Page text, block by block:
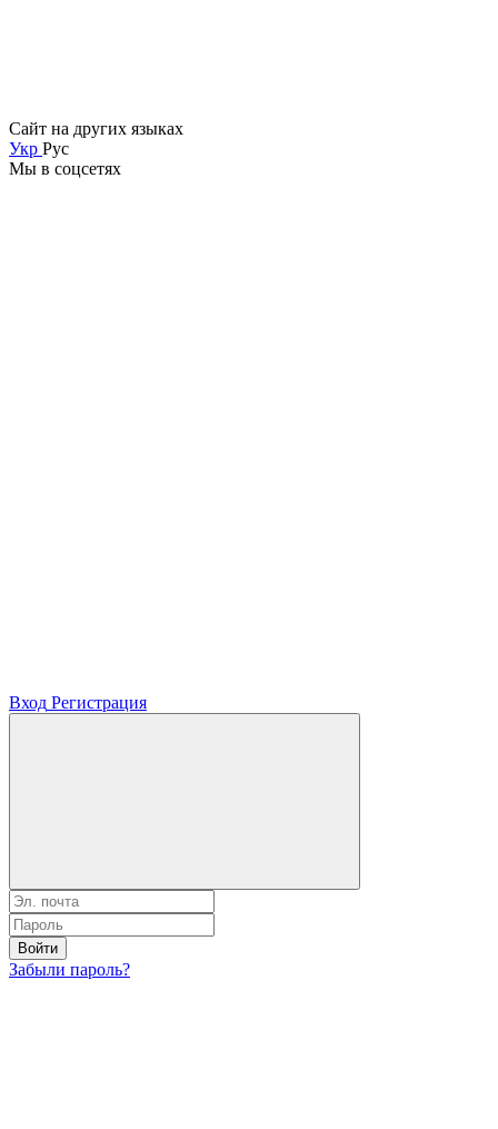
Сайт на других языках
Укр Рус
Мы в соцсетях
Вход Регистрация
Войти
Забыли пароль?